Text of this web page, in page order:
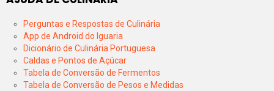
Perguntas e Respostas de Culinária
App de Android do Iguaria
Dicionário de Culinária Portuguesa
Caldas e Pontos de Açúcar
Tabela de Conversão de Fermentos
Tabela de Conversão de Pesos e Medidas